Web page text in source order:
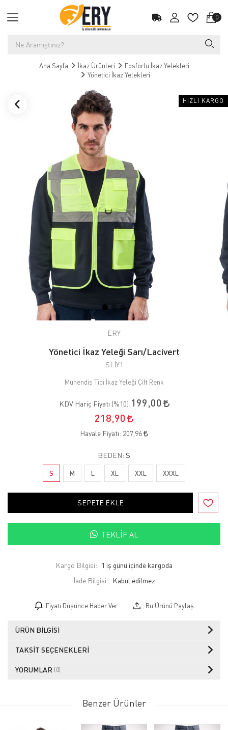
0
Ana Sayfa İkaz Ürünleri
Fosforlu İkaz Yelekleri
Yönetici İkaz Yelekleri
HIZLI KARGO
ERY
Yönetici İkaz Yeleği Sarı/Lacivert
SLİY1
Mühendis Tipi İkaz Yeleği Çift Renk
KDV Hariç Fiyatı (%10):199,00
218,90
Havale Fiyatı: 207,96
BEDEN: S
S M L XL XXL XXXL
SEPETE EKLE
TEKLIF AL
Kargo Bilgisi:
1 iş günü içinde kargoda
İade Bilgisi:
Fiyatı Düşünce Haber Ver Bu Ürünü Paylaş
ÜRÜN BILGISI
TAKSIT SEÇENEKLERI
YORUMLAR (0)
Benzer Ürünler